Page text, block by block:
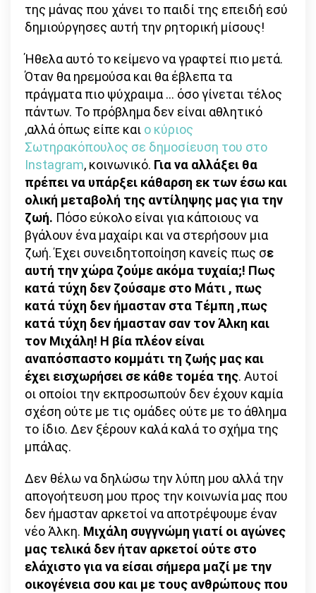
της μάνας που χάνει το παιδί της επειδή εσύ
δημιούργησες αυτή την ρητορική μίσους!
Ήθελα αυτό το κείμενο να γραφτεί πιο μετά.
Όταν θα ηρεμούσα και θα έβλεπα τα
πράγματα πιο ψύχραιμα … όσο γίνεται τέλος
πάντων. Το πρόβλημα δεν είναι αθλητικό
,αλλά όπως είπε και ο κύριος
Σωτηρακόπουλος σε δημοσίευση του στο
Instagram, κοινωνικό. Για να αλλάξει θα
πρέπει να υπάρξει κάθαρση εκ των έσω και
ολική μεταβολή της αντίληψης μας για την
ζωή. Πόσο εύκολο είναι για κάποιους να
βγάλουν ένα μαχαίρι και να στερήσουν μια
ζωή. Έχει συνειδητοποίηση κανείς πως σε
αυτή την χώρα ζούμε ακόμα τυχαία;! Πως
κατά τύχη δεν ζούσαμε στο Μάτι , πως
κατά τύχη δεν ήμασταν στα Τέμπη ,πως
κατά τύχη δεν ήμασταν σαν τον Άλκη και
τον Μιχάλη! Η βία πλέον είναι
αναπόσπαστο κομμάτι τη ζωής μας και
έχει εισχωρήσει σε κάθε τομέα της. Αυτοί
οι οποίοι την εκπροσωπούν δεν έχουν καμία
σχέση ούτε με τις ομάδες ούτε με το άθλημα
το ίδιο. Δεν ξέρουν καλά καλά το σχήμα της
μπάλας.
Δεν θέλω να δηλώσω την λύπη μου αλλά την
απογοήτευση μου προς την κοινωνία μας που
δεν ήμασταν αρκετοί να αποτρέψουμε έναν
νέο Άλκη. Μιχάλη συγγνώμη γιατί οι αγώνες
μας τελικά δεν ήταν αρκετοί ούτε στο
ελάχιστο για να είσαι σήμερα μαζί με την
οικογένεια σου και με τους ανθρώπους που